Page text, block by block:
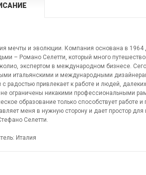
мечты и эволюции. Компания основана в 1964
– Романо Селетти, который много
экспертом в международном бизнесе.
итальянскими и международными
с радостью привлекает к работе и людей,
не ограничены никакими профессиональными
образование только способствует работе и
меня в нужную сторону и дает простор для
Селетти.
Италия